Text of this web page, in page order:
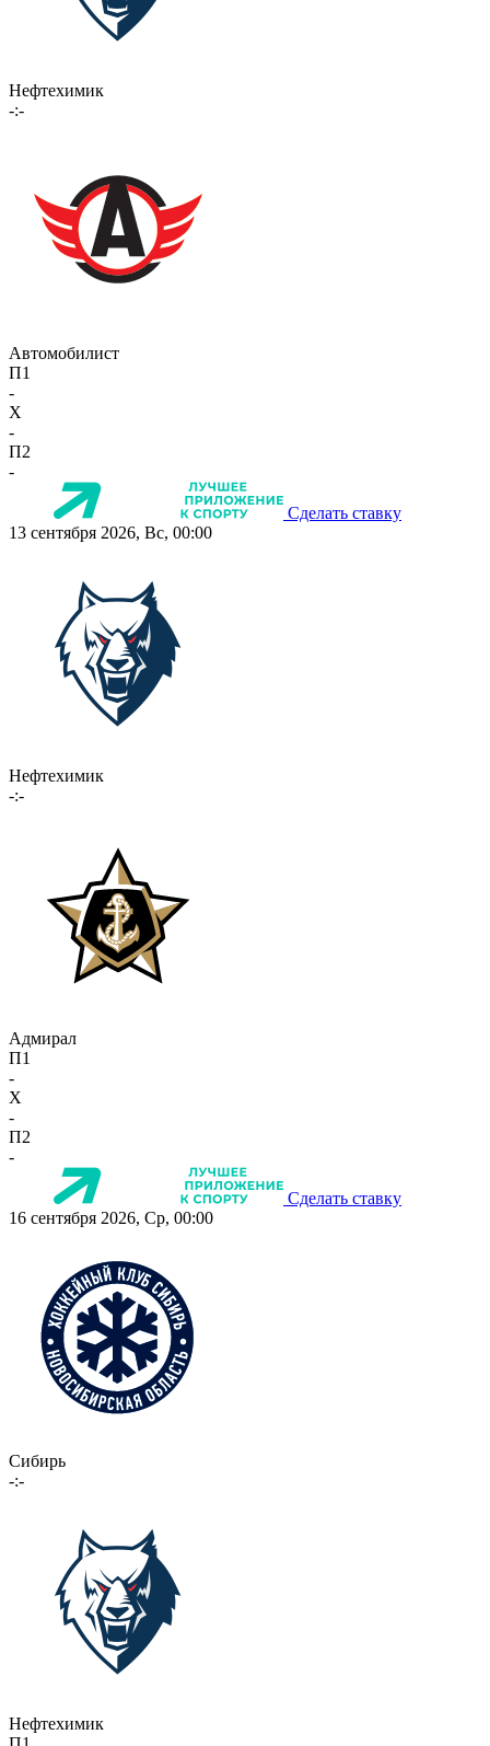
Нефтехимик
-:-
Автомобилист
П1
-
X
-
П2
-
Сделать ставку
13 сентября 2026, Вс, 00:00
Нефтехимик
-:-
Адмирал
П1
-
X
-
П2
-
Сделать ставку
16 сентября 2026, Ср, 00:00
Сибирь
-:-
Нефтехимик